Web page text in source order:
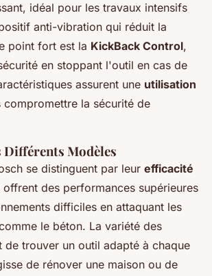
idéal pour les travaux intensifs
anti-vibration qui réduit la
point fort est la KickBack Control,
en stoppant l'outil en cas de
assurent une utilisation
compromettre la sécurité de
Différents Modèles
se distinguent par leur efficacité
offrent des performances supérieures
difficiles en attaquant les
le béton. La variété des
de trouver un outil adapté à chaque
de rénover une maison ou de